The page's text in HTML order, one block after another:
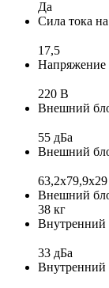
Да
Сила тока
17,5
Напряжение
220 В
Внешний
55 дБа
Внешний
63,2х79,9х29
Внешний
38 кг
Внутренний
33 дБа